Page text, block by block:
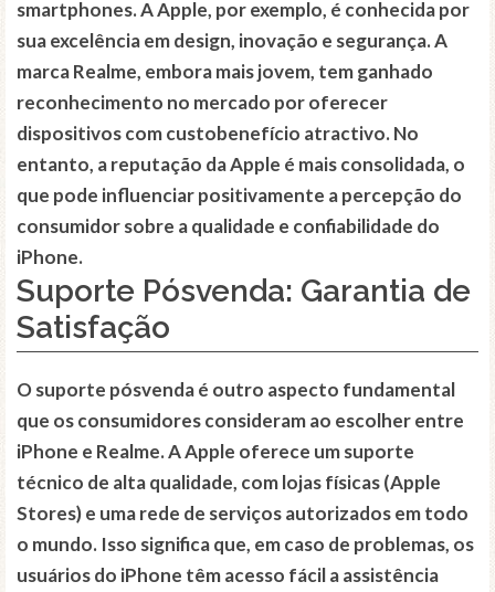
smartphones. A Apple, por exemplo, é conhecida por
sua excelência em design, inovação e segurança. A
marca Realme, embora mais jovem, tem ganhado
reconhecimento no mercado por oferecer
dispositivos com custobenefício atractivo. No
entanto, a reputação da Apple é mais consolidada, o
que pode influenciar positivamente a percepção do
consumidor sobre a qualidade e confiabilidade do
iPhone.
Suporte Pósvenda: Garantia de
Satisfação
O suporte pósvenda é outro aspecto fundamental
que os consumidores consideram ao escolher entre
iPhone e Realme. A Apple oferece um suporte
técnico de alta qualidade, com lojas físicas (Apple
Stores) e uma rede de serviços autorizados em todo
o mundo. Isso significa que, em caso de problemas, os
usuários do iPhone têm acesso fácil a assistência